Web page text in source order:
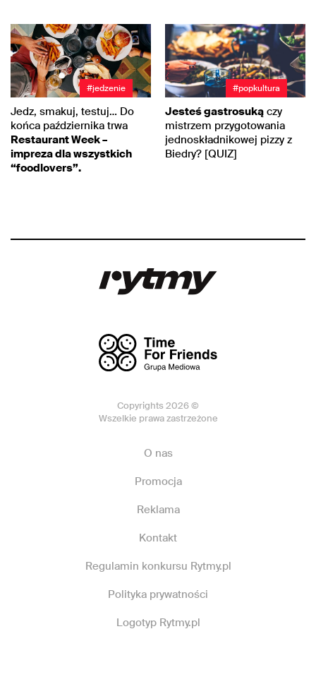
#jedzenie
Jedz, smakuj, testuj… Do
końca października trwa
Restaurant Week –
impreza dla wszystkich
“foodlovers”.
#popkultura
Jesteś gastrosuką czy
mistrzem przygotowania
jednoskładnikowej pizzy z
Biedry? [QUIZ]
Copyrights 2026 ©
Wszelkie prawa zastrzeżone
O nas
Promocja
Reklama
Kontakt
Regulamin konkursu Rytmy.pl
Polityka prywatności
Logotyp Rytmy.pl